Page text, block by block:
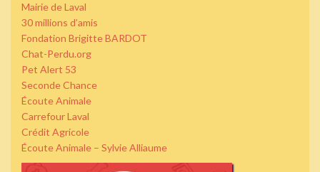
Mairie de Laval
30 millions d’amis
Fondation Brigitte BARDOT
Chat-Perdu.org
Pet Alert 53
Seconde Chance
Écoute Animale
Carrefour Laval
Crédit Agricole
Écoute Animale – Sylvie Alliaume